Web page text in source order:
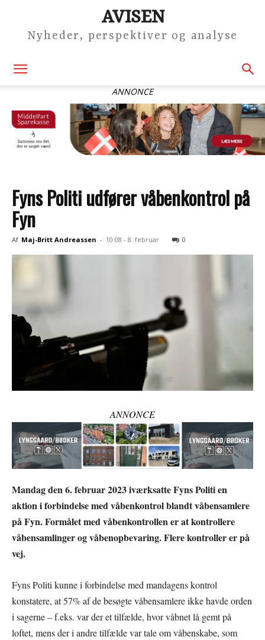
AVISEN
Nyheder, perspektiver og analyse
ANNONCE
Fyns Politi udfører våbenkontrol på
Fyn
Af Maj-Britt Andreassen - 10:08 - 8. februar 0
ANNONCE
Mandag den 6. februar 2023 iværksatte Fyns Politi en
aktion i forbindelse med våbenkontrol blandt våbensamlere
på Fyn. Formålet med våbenkontrollen er at kontrollere
våbensamlinger og våbenopbevaring. Flere kontroller er på
vej.
Fyns Politi kunne i forbindelse med mandagens kontrol
konstatere, at 57% af de besøgte våbensamlere ikke havde orden
i sagerne – f.eks. var der et tilfælde, hvor våbnet lå gemt på
loftet, mens der i andre tilfælde var tale om våbenskabe, som